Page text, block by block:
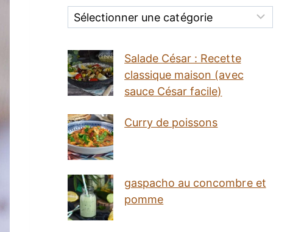
Categories
Salade César : Recette
classique maison (avec
sauce César facile)
Curry de poissons
gaspacho au concombre et
pomme